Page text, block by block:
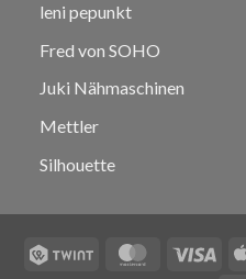
leni pepunkt
Fred von SOHO
Juki Nähmaschinen
Mettler
Silhouette
Twint MasterCard
Visa